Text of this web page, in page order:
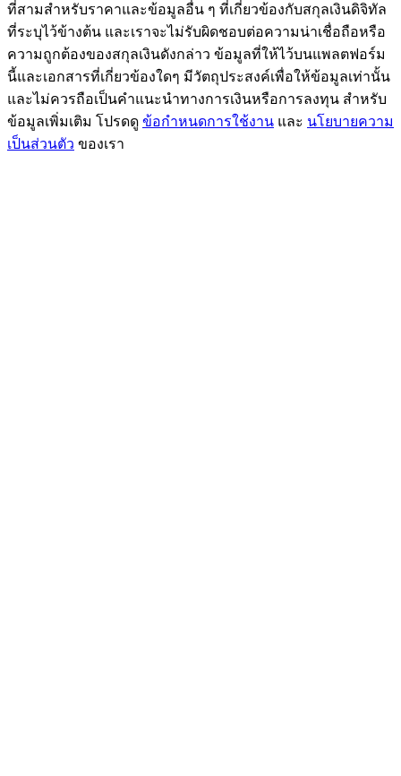
กิจกรรมเพิ่มเติม
รับรางวัลและสิทธิพิเศษสุดพิเศษ
ที่สามสำหรับราคาและข้อมูลอื่น ๆ ที่เกี่ยวข้องกับสกุลเงินดิจิทัล
ที่ระบุไว้ข้างต้น และเราจะไม่รับผิดชอบต่อความน่าเชื่อถือหรือ
ความถูกต้องของสกุลเงินดังกล่าว ข้อมูลที่ให้ไว้บนแพลตฟอร์ม
นี้และเอกสารที่เกี่ยวข้องใดๆ มีวัตถุประสงค์เพื่อให้ข้อมูลเท่านั้น
และไม่ควรถือเป็นคำแนะนำทางการเงินหรือการลงทุน สำหรับ
ข้อมูลเพิ่มเติม โปรดดู ข้อกำหนดการใช้งาน และ นโยบายความ
เป็นส่วนตัว ของเรา